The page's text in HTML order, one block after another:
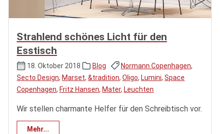
Strahlend schönes Licht für den
Esstisch
18. Oktober 2018 Blog Normann Copenhagen,
Secto Design, Marset, &tradition, Oligo, Lumini, Space
Copenhagen, Fritz Hansen, Mater, Leuchten
Wir stellen charmante Helfer für den Schreibtisch vor.
Mehr...